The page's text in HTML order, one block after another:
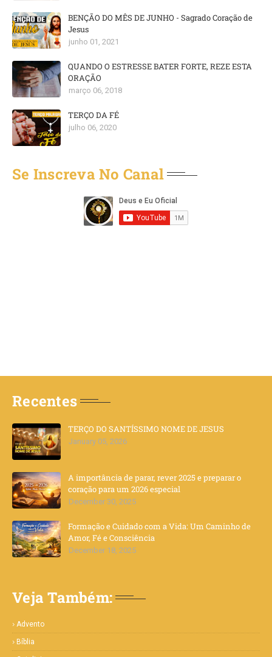
BENÇÃO DO MÊS DE JUNHO - Sagrado Coração de
Jesus
junho 01, 2021
QUANDO O ESTRESSE BATER FORTE, REZE ESTA
ORAÇÃO
março 06, 2018
TERÇO DA FÉ
julho 06, 2020
Se Inscreva No Canal
Recentes
TERÇO DO SANTÍSSIMO NOME DE JESUS
January 05, 2026
A importância de parar, rever 2025 e preparar o
coração para um 2026 especial
December 30, 2025
Formação e Cuidado com a Vida: Um Caminho de
Amor, Fé e Consciência
December 18, 2025
Veja Também:
Advento
Bíblia